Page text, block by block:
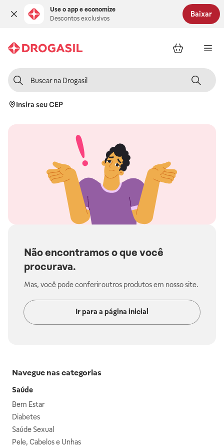
Use o app e economize
Descontos exclusivos
Baixar
Insira seu CEP
Não encontramos o que você
procurava.
Mas, você pode conferir outros produtos em nosso site.
Ir para a página inicial
Navegue nas categorias
Saúde
Bem Estar
Diabetes
Saúde Sexual
Pele, Cabelos e Unhas